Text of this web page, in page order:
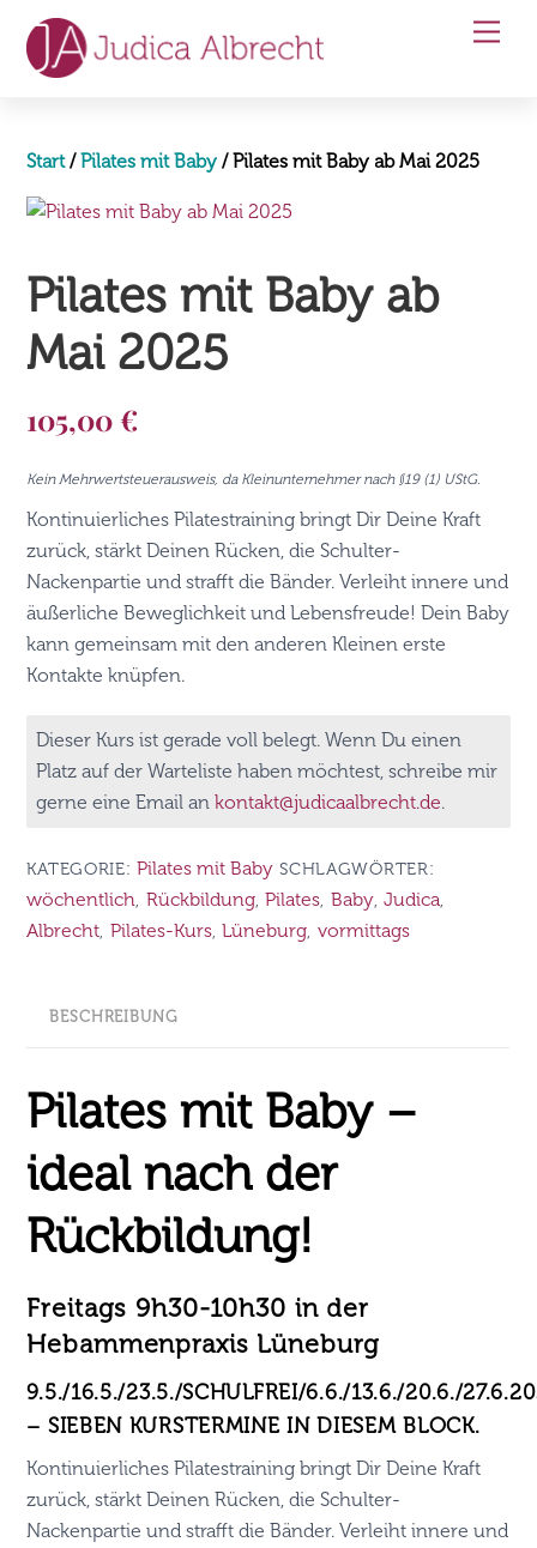
content
Start/Pilates mit Baby / Pilates mit Baby ab Mai 2025
Pilates mit Baby ab
Mai 2025
105,00€
Kein Mehrwertsteuerausweis, da Kleinunternehmer nach §19 (1) UStG.
Kontinuierliches Pilatestraining bringt Dir Deine Kraft
zurück, stärkt Deinen Rücken, die Schulter-
Nackenpartie und strafft die Bänder. Verleiht innere und
äußerliche Beweglichkeit und Lebensfreude! Dein Baby
kann gemeinsam mit den anderen Kleinen erste
Kontakte knüpfen.
Dieser Kurs ist gerade voll belegt. Wenn Du einen
Platz auf der Warteliste haben möchtest, schreibe mir
gerne eine Email ankontakt@judicaalbrecht.de.
KATEGORIE:Pilates mit Baby SCHLAGWÖRTER:
wöchentlich, Rückbildung,Pilates, Baby,Judica,
Albrecht, Pilates-Kurs,Lüneburg, vormittags
BESCHREIBUNG
Pilates mit Baby –
ideal nach der
Rückbildung!
Freitags 9h30-10h30 in der
Hebammenpraxis Lüneburg
9.5./16.5./23.5./SCHULFREI/6.6./13.6./20.6./
– SIEBEN KURSTERMINE IN DIESEM BLOCK.
Kontinuierliches Pilatestraining bringt Dir Deine Kraft
zurück, stärkt Deinen Rücken, die Schulter-
Nackenpartie und strafft die Bänder. Verleiht innere und